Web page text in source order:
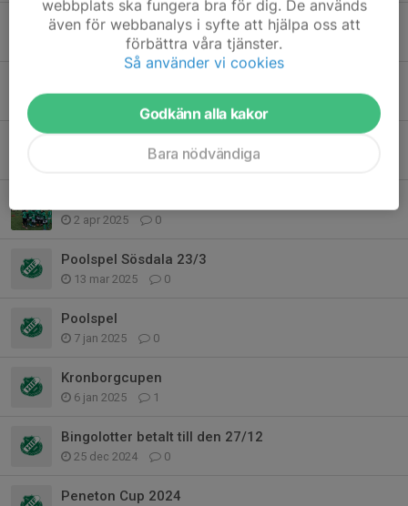
Ingen träning torsdag
10 jun 2025 0
0
2 apr 2025 0
Poolspel Sösdala 23/3
13 mar 2025 0
Poolspel
7 jan 2025 0
Kronborgcupen
6 jan 2025 1
Bingolotter betalt till den 27/12
25 dec 2024 0
Peneton Cup 2024
webbplats ska fungera bra för dig. De används
även för webbanalys i syfte att hjälpa oss att
förbättra våra tjänster.
Så använder vi cookies
Godkänn alla kakor
Bara nödvändiga